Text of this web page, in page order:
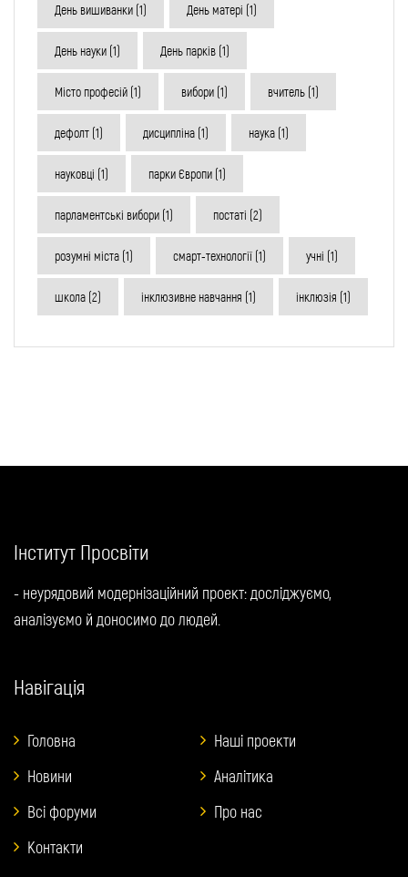
День вишиванки (1) День матері (1)
День науки (1) День парків (1)
Місто професій (1) вибори (1) вчитель (1)
дефолт (1) дисципліна (1) наука (1)
науковці (1) парки Європи (1)
парламентські вибори (1) постаті (2)
розумні міста (1) смарт-технології (1) учні (1)
школа (2) інклюзивне навчання (1) інклюзія (1)
Інститут Просвіти
- неурядовий модернізаційний проект: досліджуємо,
аналізуємо й доносимо до людей.
Навігація
Головна
Наші проекти
Новини
Аналітика
Всі форуми
Про нас
Контакти